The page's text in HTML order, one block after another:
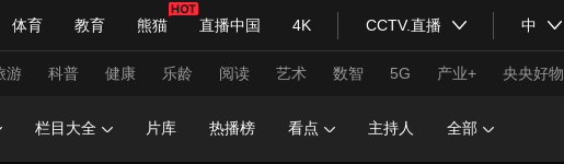
体育 教育 熊猫 直播中国 4K CCTV.直播 中
妙语 热解读 天天学习
持人 下载央视影音
游 科普 健康 乐龄 阅读 艺术 数智 5G 产业+ 央央好物
栏目大全 片库 热播榜 看点 主持人 全部